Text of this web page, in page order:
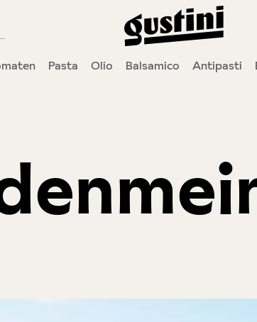
Pasta Olio Balsamico Antipasti